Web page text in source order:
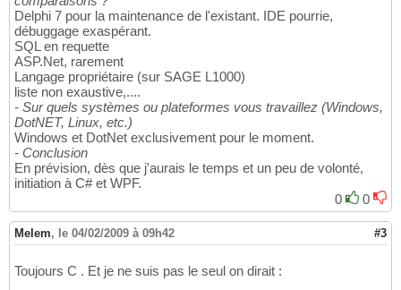
Delphi 7 pour la maintenance de l'existant. IDE pourrie,
débuggage exaspérant.
SQL en requette
ASP.Net, rarement
Langage propriétaire (sur SAGE L1000)
liste non exaustive,....
- Sur quels systèmes ou plateformes vous travaillez (Windows,
DotNET, Linux, etc.)
Windows et DotNet exclusivement pour le moment.
- Conclusion
En prévision, dès que j'aurais le temps et un peu de volonté,
initiation à C# et WPF.
0
0
Melem, le 04/02/2009 à 09h42 #3
Toujours C . Et je ne suis pas le seul on dirait :